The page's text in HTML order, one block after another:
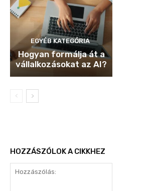
EGYÉB KATEGÓRIA
Hogyan formálja át a
vállalkozásokat az AI?
HOZZÁSZÓLOK A CIKKHEZ